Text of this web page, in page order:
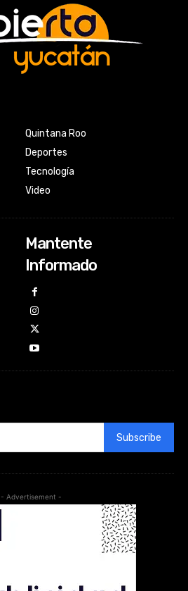
Quintana Roo
Deportes
Tecnología
Video
Mantente
Informado
Subscribe
- Advertisement -